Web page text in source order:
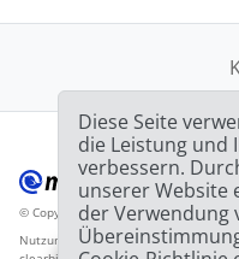
© Copyright 2012-2026 Mailbird™
Nutzungsbedingunen
Diese Seite
die Leistung und
verbessern.
unserer Website
der Verwendung